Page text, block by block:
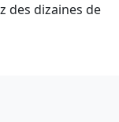
des dizaines de